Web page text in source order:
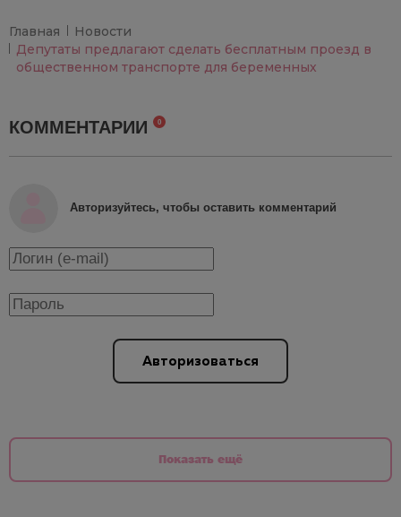
Главная
Новости
Депутаты предлагают сделать бесплатным проезд в
общественном транспорте для беременных
КОММЕНТАРИИ 0
Авторизуйтесь, чтобы оставить комментарий
Авторизоваться
Показать ещё